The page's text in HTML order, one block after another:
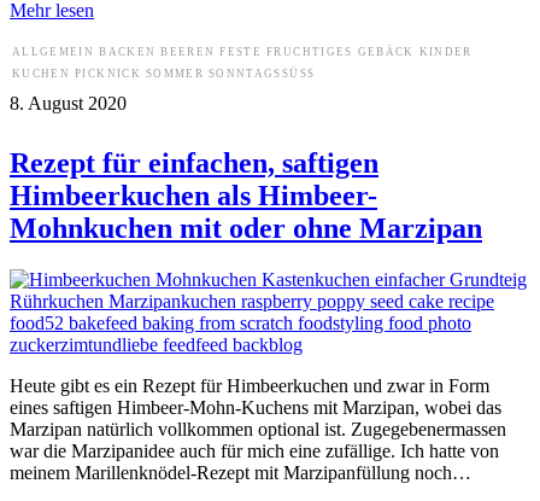
Mehr lesen
ALLGEMEIN BACKEN BEEREN FESTE FRUCHTIGES GEBÄCK
KINDER
KUCHEN
PICKNICK SOMMER SONNTAGSSÜSS
8. August 2020
Rezept für einfachen, saftigen
Himbeerkuchen als Himbeer-
Mohnkuchen mit oder ohne Marzipan
Heute gibt es ein Rezept für Himbeerkuchen und zwar in Form
eines saftigen Himbeer-Mohn-Kuchens mit Marzipan, wobei das
Marzipan natürlich vollkommen optional ist. Zugegebenermassen
war die Marzipanidee auch für mich eine zufällige. Ich hatte von
meinem Marillenknödel-Rezept mit Marzipanfüllung noch…